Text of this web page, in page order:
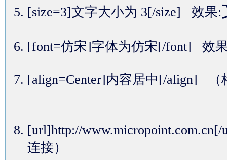
[size=3]文字大小为 3[/size] 效果:
[font=仿宋]字体为仿宋[/font] 效
[align=Center]内容居中[/align] （
[url]http://
连接）